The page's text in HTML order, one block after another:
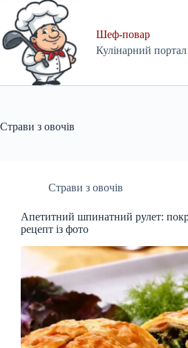
content
Шеф-повар
Кулінарний портал
Страви з овочів
Страви з овочів
Апетитний шпинатний рулет:
рецепт із фото